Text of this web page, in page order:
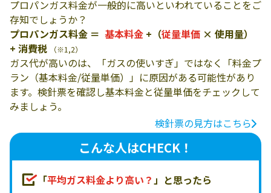
プロパンガス料金が一般的に高いといわれていることをご
存知でしょうか？
プロパンガス料金 ＝ 基本料金 +（従量単価 × 使用量）
+ 消費税
（※1,2）
ガス代が高いのは、「ガスの使いすぎ」ではなく「料金プ
ラン（基本料金/従量単価）」に原因がある可能性があり
ます。検針票を確認し基本料金と従量単価をチェックして
みましょう。
検針票の見方はこちら
こんな人はCHECK！
「平均ガス料金より高い？」と思ったら